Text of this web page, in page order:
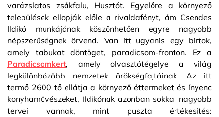
varázslatos zsákfalu, Husztót. Egyelőre a környező
települések ellopják előle a rivaldafényt, ám Csendes
Ildikó munkájának köszönhetően egyre nagyobb
népszerűségnek örvend. Van itt ugyanis egy birtok,
amely tabukat döntöget, paradicsom-fronton. Ez a
Paradicsomkert, amely olvasztótégelye a világ
legkülönbözőbb nemzetek örökségfajtáinak. Az itt
termő 2600 tő ellátja a környező éttermeket és ínyenc
konyhaművészeket, Ildikónak azonban sokkal nagyobb
tervei vannak, mint puszta értékesítés: